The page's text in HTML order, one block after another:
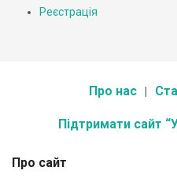
Реєстрація
Про нас
Підтримати сайт
Про сайт